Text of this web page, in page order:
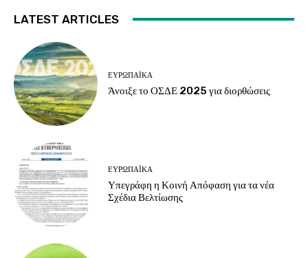
LATEST ARTICLES
ΕΥΡΩΠΑΪΚΆ
Άνοιξε το ΟΣΔΕ 2025 για διορθώσεις
ΕΥΡΩΠΑΪΚΆ
Υπεγράφη η Κοινή Απόφαση για τα νέα
Σχέδια Βελτίωσης